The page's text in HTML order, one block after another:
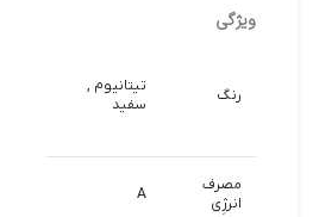
ویژگی
رنگ
تیتانیوم ,
سفید
مصرف
انرژِی
A